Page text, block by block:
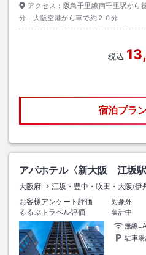
アクセス： 阪急千里線南千里駅から
分 大阪空港から車で約２０分
税込
宿泊プラ
アパホテル〈新大阪 江坂駅
大阪府 江坂・豊中・吹田・大阪(伊
お客様アンケート評価
対象外
るるぶトラベル評価
集計中
無線
駐車場